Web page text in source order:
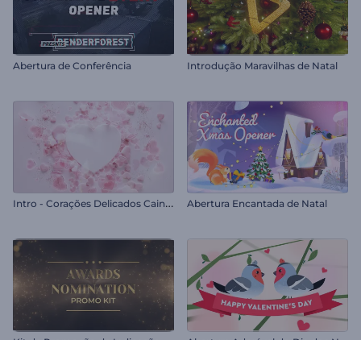
Abertura de Conferência Introdução Maravilhas de Natal
I
ntro - Corações Delicados Caindo Abertura Encantada de Natal